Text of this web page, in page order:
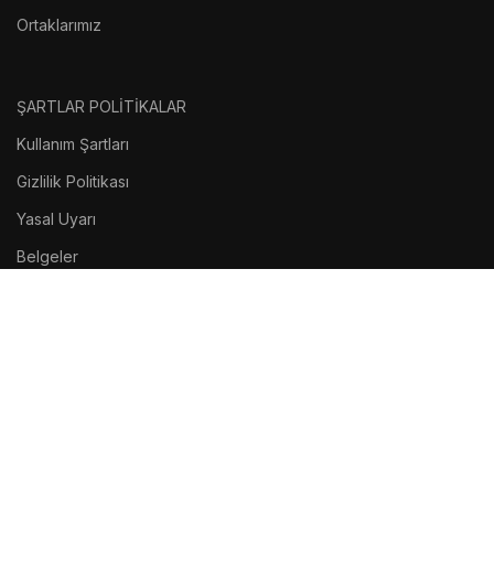
Ortaklarımız
ŞARTLAR POLİTİKALAR
Kullanım Şartları
Gizlilik Politikası
Yasal Uyarı
Belgeler